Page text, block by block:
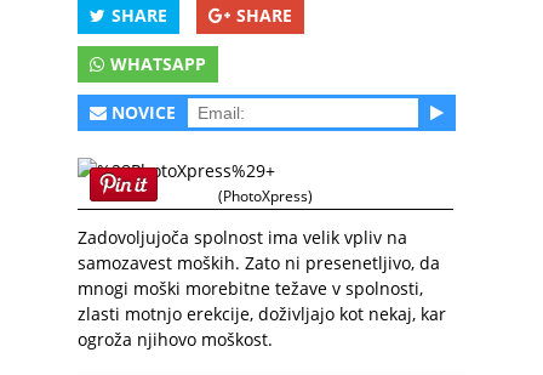
SHARE SHARE
WHATSAPP
NOVICE
(PhotoXpress)
Zadovoljujoča spolnost ima velik vpliv na
samozavest moških. Zato ni presenetljivo, da
mnogi moški morebitne težave v spolnosti,
zlasti motnjo erekcije, doživljajo kot nekaj, kar
ogroža njihovo moškost.